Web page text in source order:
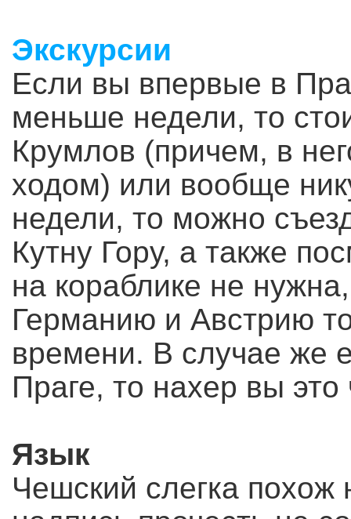
Экскурсии
Если вы впервые в
меньше недели, то
Крумлов (причем, в
ходом) или вообще
недели, то можно
Кутну Гору, а также
на кораблике не
Германию и Австрию
времени. В случае же
Праге, то нахер вы это
Язык
Чешский слегка похож